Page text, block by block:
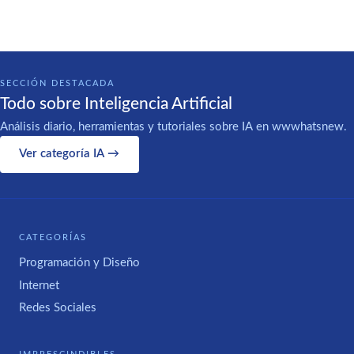
SECCIÓN DESTACADA
Todo sobre Inteligencia Artificial
Análisis diario, herramientas y tutoriales sobre IA en wwwhatsnew.
Ver categoría IA →
CATEGORÍAS
Programación y Diseño
Internet
Redes Sociales